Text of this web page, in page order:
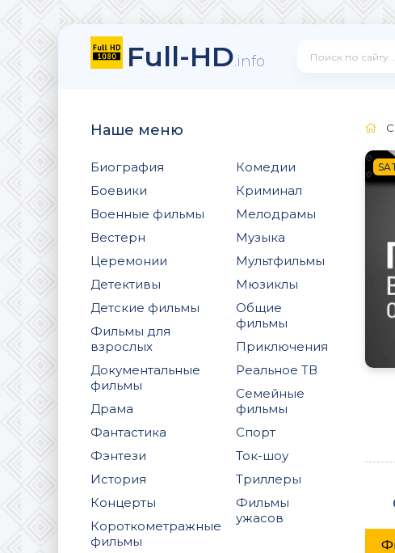
Full-HD.info
Наше меню
Биография
Боевики
Военные фильмы
Вестерн
Церемонии
Детективы
Детские фильмы
Фильмы для
взрослых
Документальные
фильмы
Драма
Фантастика
Фэнтези
История
Концерты
Короткометражные
фильмы
Комедии
Криминал
Мелодрамы
Музыка
Мультфильмы
Мюзиклы
Общие
фильмы
Приключения
Реальное ТВ
Семейные
фильмы
Спорт
Ток-шоу
Триллеры
Фильмы
ужасов